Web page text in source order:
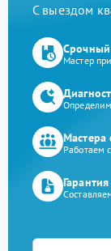
С выездом
Мастер
Мастера
Работаем